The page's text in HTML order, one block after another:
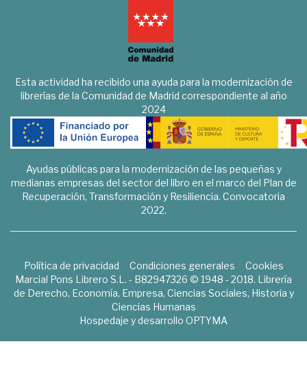
Esta actividad ha recibido una ayuda para la modernización de
librerías de la Comunidad de Madrid correspondiente al año
2024
Ayudas públicas para la modernización de las pequeñas y
medianas empresas del sector del libro en el marco del Plan de
Recuperación, Transformación y Resiliencia. Convocatoria
2022.
Política de privacidad Condiciones generales
Cookies
Marcial Pons Librero S.L. - B82947326 © 1948 - 2018. Librería
de Derecho, Economía, Empresa, Ciencias Sociales, Historia y
Ciencias Humanas
Hospedaje y desarrollo OPTYMA